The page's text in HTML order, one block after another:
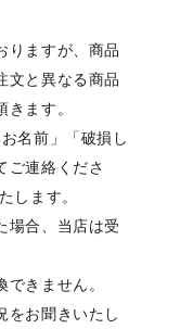
りますが、商品
文と異なる商品
ます。
名前」「破損し
ご連絡くださ
します。
場合、当店は受
きません。
をお聞きいたし